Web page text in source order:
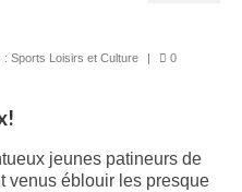
: Sports Loisirs et Culture | 0
jeunes patineurs de
venus éblouir les presque